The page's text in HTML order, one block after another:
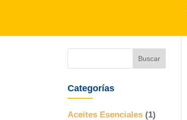
Categorías
Aceites Esenciales (1)